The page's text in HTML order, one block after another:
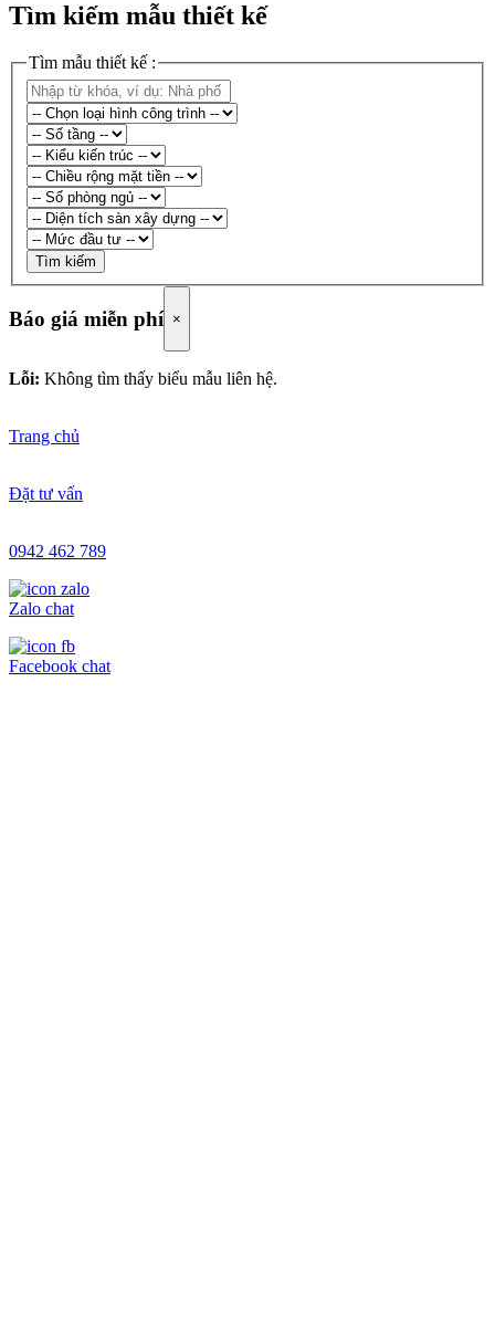
Tìm kiếm mẫu thiết kế
Tìm mẫu thiết kế :
Tìm kiếm
Báo giá miễn phí ×
Lỗi: Không tìm thấy biểu mẫu liên hệ.
Trang chủ
Đặt tư vấn
0942 462 789
Zalo chat
Facebook chat